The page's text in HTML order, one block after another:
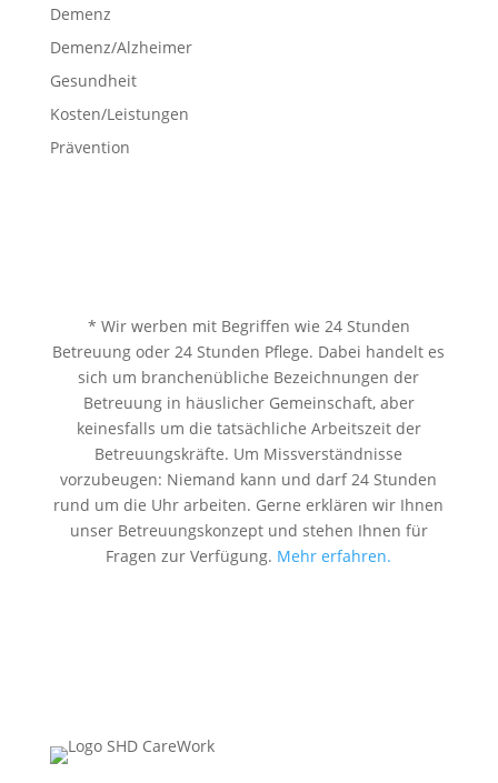
Demenz
Demenz/Alzheimer
Gesundheit
Kosten/Leistungen
Prävention
* Wir werben mit Begriffen wie 24 Stunden
Betreuung oder 24 Stunden Pflege. Dabei handelt es
sich um branchenübliche Bezeichnungen der
Betreuung in häuslicher Gemeinschaft, aber
keinesfalls um die tatsächliche Arbeitszeit der
Betreuungskräfte. Um Missverständnisse
vorzubeugen: Niemand kann und darf 24 Stunden
rund um die Uhr arbeiten. Gerne erklären wir Ihnen
unser Betreuungskonzept und stehen Ihnen für
Fragen zur Verfügung. Mehr erfahren.